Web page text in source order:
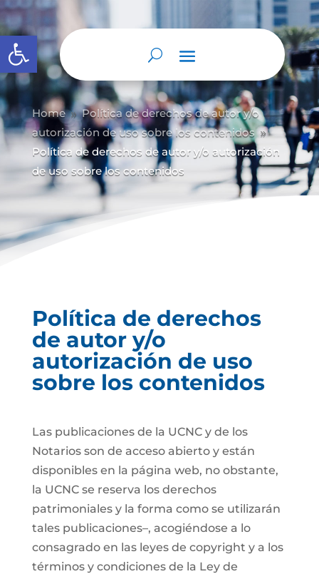
Abrir barra de herramientas
Home 9 Política de derechos de autor y/o
autorización de uso sobre los contenidos 9
Política de derechos de autor y/o autorización
de uso sobre los contenidos
Política de derechos
de autor y/o
autorización de uso
sobre los contenidos
Las publicaciones de la UCNC y de los
Notarios son de acceso abierto y están
disponibles en la página web, no obstante,
la UCNC se reserva los derechos
patrimoniales y la forma como se utilizarán
tales publicaciones–, acogiéndose a lo
consagrado en las leyes de copyright y a los
términos y condiciones de la Ley de